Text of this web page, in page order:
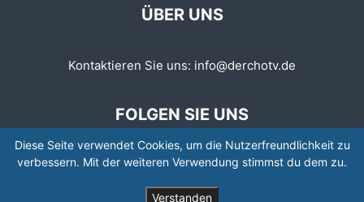
ÜBER UNS
Kontaktieren Sie uns: info@derchotv.de
FOLGEN SIE UNS
Diese Seite verwendet Cookies, um die Nutzerfreundlichkeit zu
verbessern. Mit der weiteren Verwendung stimmst du dem zu.
Verstanden